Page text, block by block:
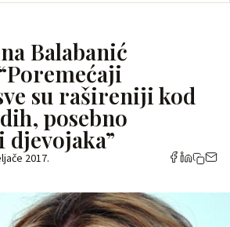
Balabanić
su rašireniji kod
posebno
djevojaka”
2017.